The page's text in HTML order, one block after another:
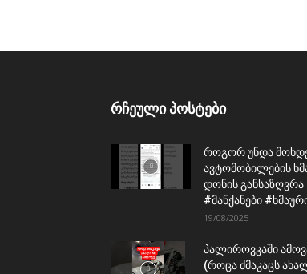
რჩეული პოსტები
როგორ უნდა
ავტომობილების
დონის განსაზღვრა
#მანქანები
19/08/2025
პალიროვკაში
(როცა ძმაკაცს